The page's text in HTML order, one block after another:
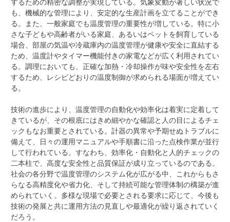
も、機械的な管理により、安定的な生産計画を立てることができ
る。また、一般家庭でも温度管理の重要性が増している。特に小
さな子どもや高齢者がいる家庭、あるいはペットを飼育している
場合、部屋の気温や冷蔵庫内の温度管理が健康や安全に直結する
ため、温度計やタイマー機能付きの家電などが広く利用されてい
る。調理においても、正確な加熱・冷却操作が味や安全性を左右
するため、レシピどおりの温度制御が求められる場面が増えてい
る。
技術の進歩により、温度管理の自動化や効率化は着実に定着して
きているが、その根底にはきめ細やかな確認と人の目によるチェ
ックもなお重要とされている。計器の異常や予期せぬトラブルに
備えて、日々の運用マニュアルや手順書に沿った点検作業が並行
して行われている。すなわち、効率化・自動化と人的チェックの
二本柱で、高度な安全性と品質保証が成り立っているのである。
社会の各分野で温度管理のシステム化が広がる中、これからもさ
らなる高精度化や省力化、そして持続可能な管理体制の構築が進
められていく。多様な現場で必要とされる要求に応じて、今後も
技術の発展と共に運用方法の見直しや最適化が繰り返されていく
だろう。